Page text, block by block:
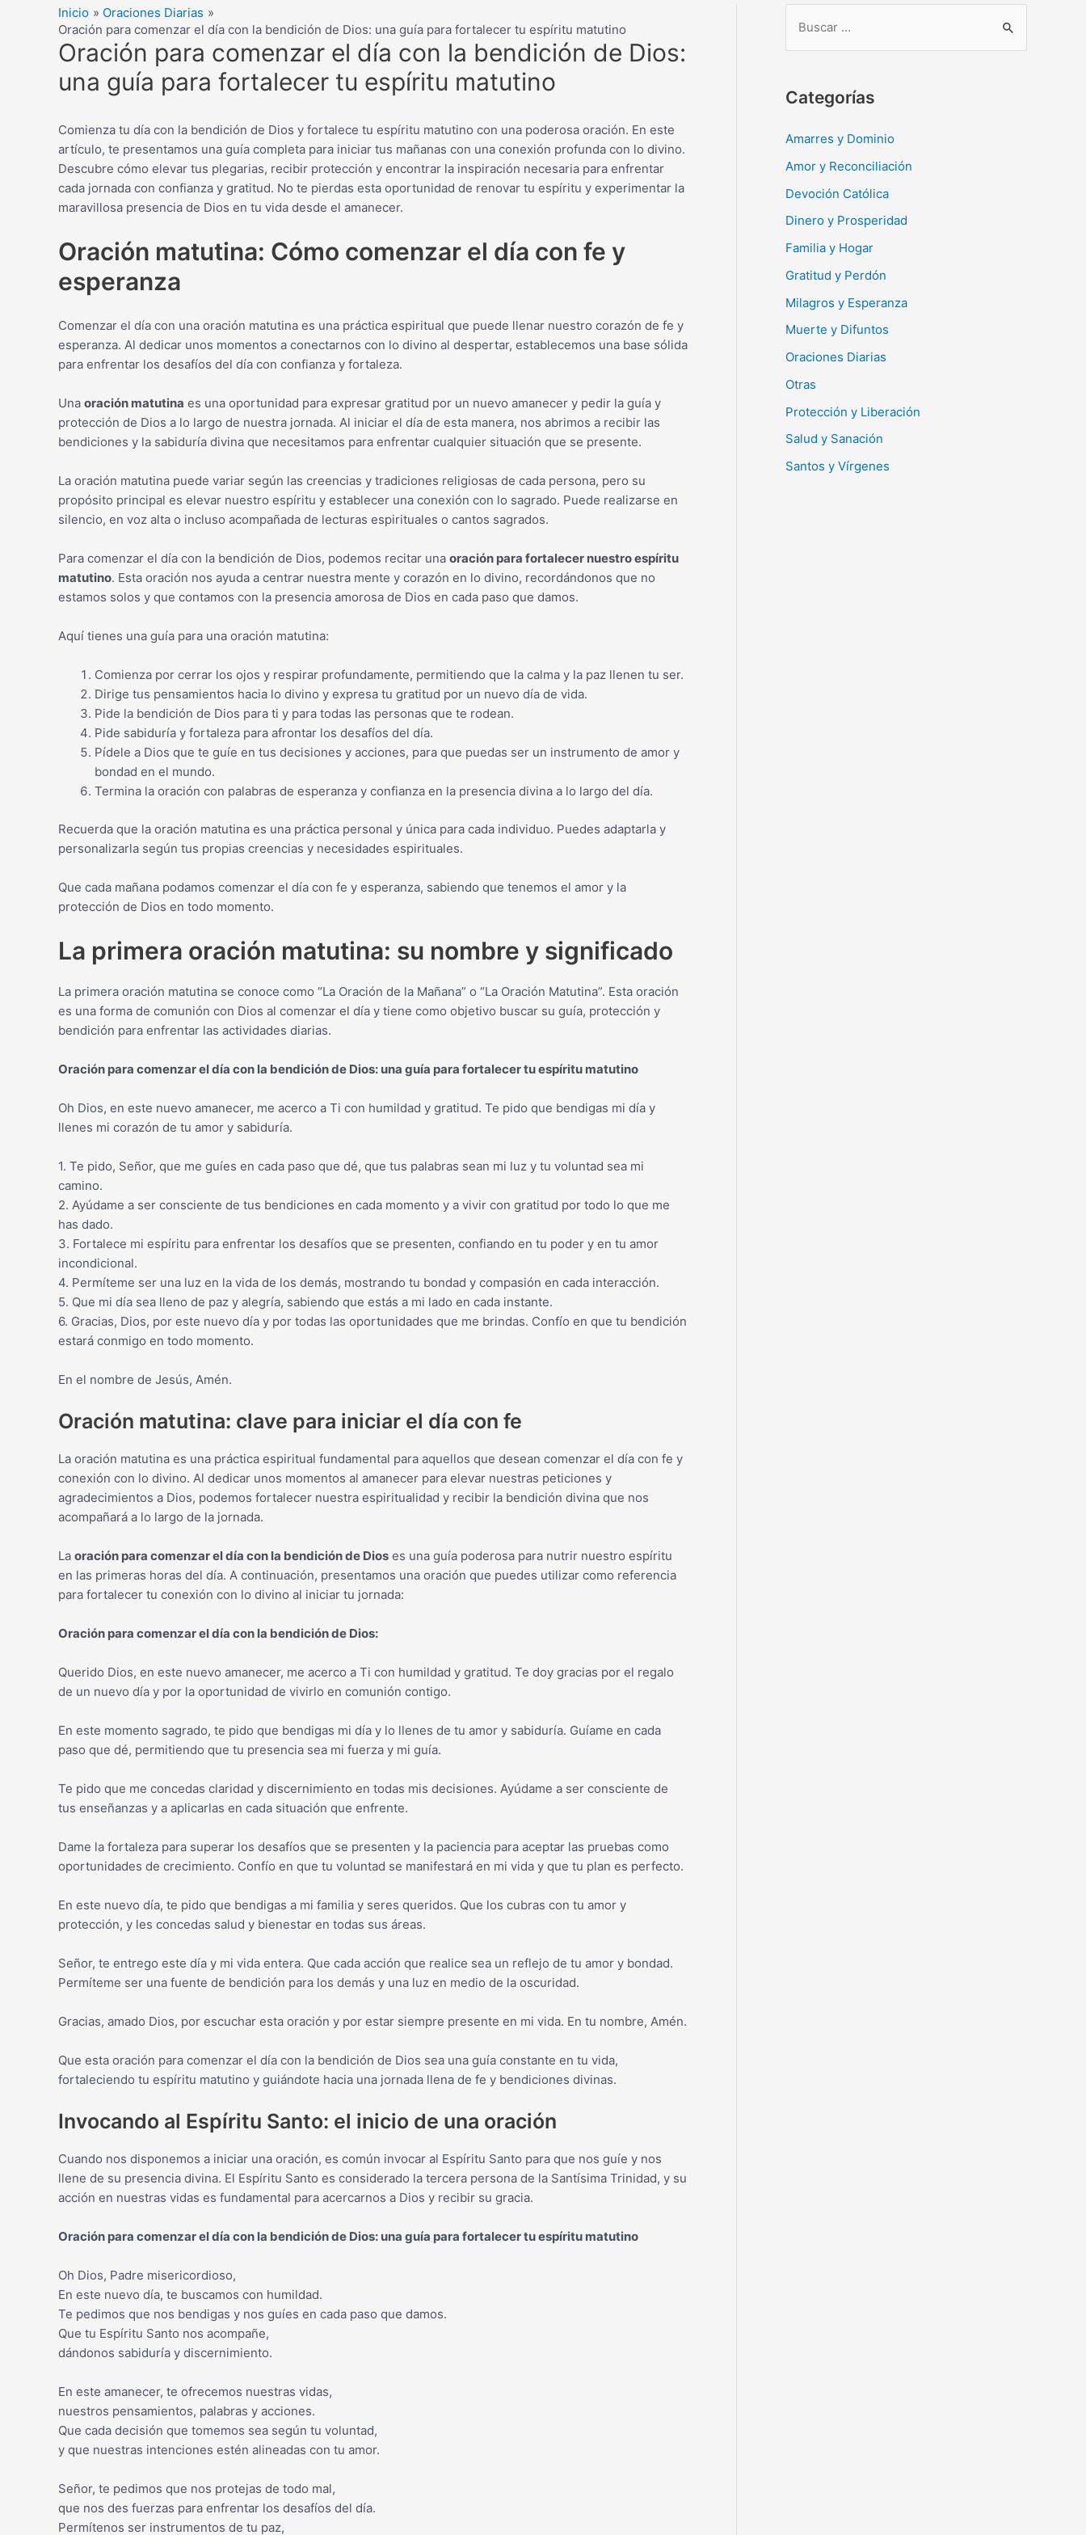
Inicio
Oraciones Diarias
Oración para comenzar el día con la bendición de Dios: una guía para fortalecer tu espíritu matutino
Oración para comenzar el día con la bendición de Dios:
una guía para fortalecer tu espíritu matutino
Comienza tu día con la bendición de Dios y fortalece tu espíritu matutino con una poderosa oración. En este
artículo, te presentamos una guía completa para iniciar tus mañanas con una conexión profunda con lo divino.
Descubre cómo elevar tus plegarias, recibir protección y encontrar la inspiración necesaria para enfrentar
cada jornada con confianza y gratitud. No te pierdas esta oportunidad de renovar tu espíritu y experimentar la
maravillosa presencia de Dios en tu vida desde el amanecer.
Oración matutina: Cómo comenzar el día con fe y
esperanza
Comenzar el día con una oración matutina es una práctica espiritual que puede llenar nuestro corazón de fe y
esperanza. Al dedicar unos momentos a conectarnos con lo divino al despertar, establecemos una base sólida
para enfrentar los desafíos del día con confianza y fortaleza.
Una oración matutina es una oportunidad para expresar gratitud por un nuevo amanecer y pedir la guía y
protección de Dios a lo largo de nuestra jornada. Al iniciar el día de esta manera, nos abrimos a recibir las
bendiciones y la sabiduría divina que necesitamos para enfrentar cualquier situación que se presente.
La oración matutina puede variar según las creencias y tradiciones religiosas de cada persona, pero su
propósito principal es elevar nuestro espíritu y establecer una conexión con lo sagrado. Puede realizarse en
silencio, en voz alta o incluso acompañada de lecturas espirituales o cantos sagrados.
Para comenzar el día con la bendición de Dios, podemos recitar una oración para fortalecer nuestro espíritu
matutino. Esta oración nos ayuda a centrar nuestra mente y corazón en lo divino, recordándonos que no
estamos solos y que contamos con la presencia amorosa de Dios en cada paso que damos.
Aquí tienes una guía para una oración matutina:
Comienza por cerrar los ojos y respirar profundamente, permitiendo que la calma y la paz llenen tu ser.
Dirige tus pensamientos hacia lo divino y expresa tu gratitud por un nuevo día de vida.
Pide la bendición de Dios para ti y para todas las personas que te rodean.
Pide sabiduría y fortaleza para afrontar los desafíos del día.
Pídele a Dios que te guíe en tus decisiones y acciones, para que puedas ser un instrumento de amor y
bondad en el mundo.
Termina la oración con palabras de esperanza y confianza en la presencia divina a lo largo del día.
Recuerda que la oración matutina es una práctica personal y única para cada individuo. Puedes adaptarla y
personalizarla según tus propias creencias y necesidades espirituales.
Que cada mañana podamos comenzar el día con fe y esperanza, sabiendo que tenemos el amor y la
protección de Dios en todo momento.
La primera oración matutina: su nombre y significado
La primera oración matutina se conoce como “La Oración de la Mañana” o “La Oración Matutina”. Esta oración
es una forma de comunión con Dios al comenzar el día y tiene como objetivo buscar su guía, protección y
bendición para enfrentar las actividades diarias.
Oración para comenzar el día con la bendición de Dios: una guía para fortalecer tu espíritu matutino
Oh Dios, en este nuevo amanecer, me acerco a Ti con humildad y gratitud. Te pido que bendigas mi día y
llenes mi corazón de tu amor y sabiduría.
1. Te pido, Señor, que me guíes en cada paso que dé, que tus palabras sean mi luz y tu voluntad sea mi
camino.
2. Ayúdame a ser consciente de tus bendiciones en cada momento y a vivir con gratitud por todo lo que me
has dado.
3. Fortalece mi espíritu para enfrentar los desafíos que se presenten, confiando en tu poder y en tu amor
incondicional.
4. Permíteme ser una luz en la vida de los demás, mostrando tu bondad y compasión en cada interacción.
5. Que mi día sea lleno de paz y alegría, sabiendo que estás a mi lado en cada instante.
6. Gracias, Dios, por este nuevo día y por todas las oportunidades que me brindas. Confío en que tu bendición
estará conmigo en todo momento.
En el nombre de Jesús, Amén.
Oración matutina: clave para iniciar el día con fe
La oración matutina es una práctica espiritual fundamental para aquellos que desean comenzar el día con fe y
conexión con lo divino. Al dedicar unos momentos al amanecer para elevar nuestras peticiones y
agradecimientos a Dios, podemos fortalecer nuestra espiritualidad y recibir la bendición divina que nos
acompañará a lo largo de la jornada.
La oración para comenzar el día con la bendición de Dios es una guía poderosa para nutrir nuestro espíritu
en las primeras horas del día. A continuación, presentamos una oración que puedes utilizar como referencia
para fortalecer tu conexión con lo divino al iniciar tu jornada:
Oración para comenzar el día con la bendición de Dios:
Querido Dios, en este nuevo amanecer, me acerco a Ti con humildad y gratitud. Te doy gracias por el regalo
de un nuevo día y por la oportunidad de vivirlo en comunión contigo.
En este momento sagrado, te pido que bendigas mi día y lo llenes de tu amor y sabiduría. Guíame en cada
paso que dé, permitiendo que tu presencia sea mi fuerza y mi guía.
Te pido que me concedas claridad y discernimiento en todas mis decisiones. Ayúdame a ser consciente de
tus enseñanzas y a aplicarlas en cada situación que enfrente.
Dame la fortaleza para superar los desafíos que se presenten y la paciencia para aceptar las pruebas como
oportunidades de crecimiento. Confío en que tu voluntad se manifestará en mi vida y que tu plan es perfecto.
En este nuevo día, te pido que bendigas a mi familia y seres queridos. Que los cubras con tu amor y
protección, y les concedas salud y bienestar en todas sus áreas.
Señor, te entrego este día y mi vida entera. Que cada acción que realice sea un reflejo de tu amor y bondad.
Permíteme ser una fuente de bendición para los demás y una luz en medio de la oscuridad.
Gracias, amado Dios, por escuchar esta oración y por estar siempre presente en mi vida. En tu nombre, Amén.
Que esta oración para comenzar el día con la bendición de Dios sea una guía constante en tu vida,
fortaleciendo tu espíritu matutino y guiándote hacia una jornada llena de fe y bendiciones divinas.
Invocando al Espíritu Santo: el inicio de una oración
Cuando nos disponemos a iniciar una oración, es común invocar al Espíritu Santo para que nos guíe y nos
llene de su presencia divina. El Espíritu Santo es considerado la tercera persona de la Santísima Trinidad, y su
acción en nuestras vidas es fundamental para acercarnos a Dios y recibir su gracia.
Oración para comenzar el día con la bendición de Dios: una guía para fortalecer tu espíritu matutino
Oh Dios, Padre misericordioso,
En este nuevo día, te buscamos con humildad.
Te pedimos que nos bendigas y nos guíes en cada paso que damos.
Que tu Espíritu Santo nos acompañe,
dándonos sabiduría y discernimiento.
En este amanecer, te ofrecemos nuestras vidas,
nuestros pensamientos, palabras y acciones.
Que cada decisión que tomemos sea según tu voluntad,
y que nuestras intenciones estén alineadas con tu amor.
Señor, te pedimos que nos protejas de todo mal,
que nos des fuerzas para enfrentar los desafíos del día.
Permítenos ser instrumentos de tu paz,
c
r
Categorías
Amarres y Dominio
Amor y Reconciliación
Devoción Católica
Dinero y Prosperidad
Familia y Hogar
Gratitud y Perdón
Milagros y Esperanza
Muerte y Difuntos
Oraciones Diarias
Otras
Protección y Liberación
Salud y Sanación
Santos y Vírgenes